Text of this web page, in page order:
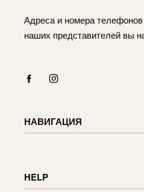
Адреса и номера
наших представителей вы
НАВИГАЦИЯ
Корзина
HELP